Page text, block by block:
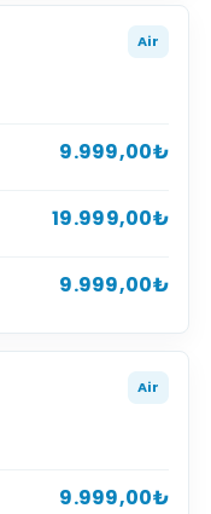
Air
9.999,00₺
19.999,00₺
9.999,00₺
Air
9.999,00₺